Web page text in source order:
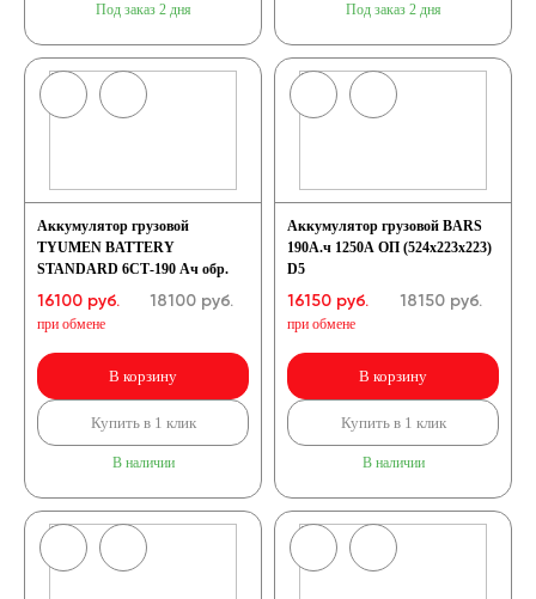
Под заказ 2 дня Под заказ 2 дня
Аккумулятор грузовой
TYUMEN BATTERY
STANDARD 6СТ-190 Ач обр.
16100 руб.
при обмене
18100руб.
В корзину
Купить в 1 клик
В наличии
Аккумулятор грузовой BARS
190А.ч 1250А ОП (524x223x223)
D5
16150 руб.
при обмене
18150руб.
В корзину
Купить в 1 клик
В наличии